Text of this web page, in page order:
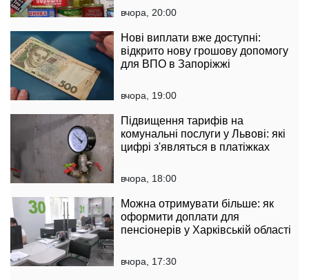
вчора, 20:00
Нові виплати вже доступні:
відкрито нову грошову допомогу
для ВПО в Запоріжжі
вчора, 19:00
Підвищення тарифів на
комунальні послуги у Львові: які
цифрі з'являться в платіжках
вчора, 18:00
Можна отримувати більше: як
оформити доплати для
пенсіонерів у Харківській області
вчора, 17:30